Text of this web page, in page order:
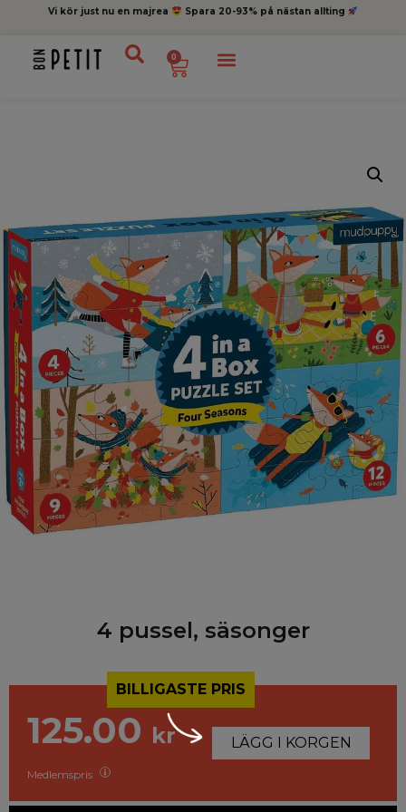
Vi kör just nu en majrea Spara 20-93% på nästan allting
0
4 pussel, säsonger
BILLIGASTE PRIS
125.00 kr
Medlemspris
LÄGG I KORGEN